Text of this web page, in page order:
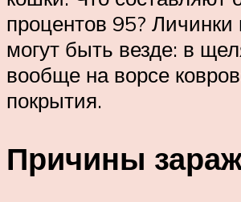
процентов 95?
могут быть везде: в
вообще на ворсе
покрытия.
Причины